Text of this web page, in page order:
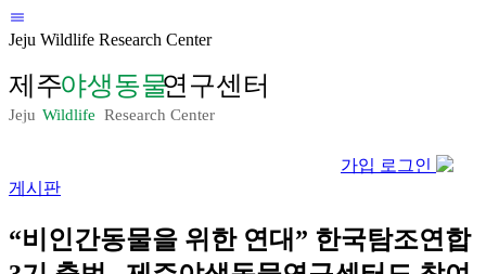
Jeju Wildlife Research Center
가입 로그인
게시판
“비인간동물을 위한 연대” 한국탐조연합